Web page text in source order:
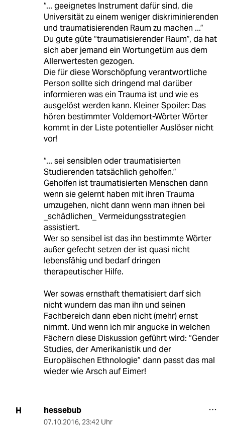
“... geeignetes Instrument dafür sind, die
Universität zu einem weniger diskriminierenden
und traumatisierenden Raum zu machen ...”
Du gute güte “traumatisierender Raum”, da hat
sich aber jemand ein Wortungetüm aus dem
Allerwertesten gezogen.
Die für diese Worschöpfung verantwortliche
Person sollte sich dringend mal darüber
informieren was ein Trauma ist und wie es
ausgelöst werden kann. Kleiner Spoiler: Das
hören bestimmter Voldemort-Wörter Wörter
kommt in der Liste potentieller Auslöser nicht
vor!
“... sei sensiblen oder traumatisierten
Studierenden tatsächlich geholfen.”
Geholfen ist traumatisierten Menschen dann
wenn sie gelernt haben mit ihren Trauma
umzugehen, nicht dann wenn man ihnen bei
_schädlichen_ Vermeidungsstrategien
assistiert.
Wer so sensibel ist das ihn bestimmte Wörter
außer gefecht setzen der ist quasi nicht
lebensfähig und bedarf dringen
therapeutischer Hilfe.
Wer sowas ernsthaft thematisiert darf sich
nicht wundern das man ihn und seinen
Fachbereich dann eben nicht (mehr) ernst
nimmt. Und wenn ich mir angucke in welchen
Fächern diese Diskussion geführt wird: “Gender
Studies, der Amerikanistik und der
Europäischen Ethnologie” dann passt das mal
wieder wie Arsch auf Eimer!
H hessebub
07.10.2016, 23:42 Uhr